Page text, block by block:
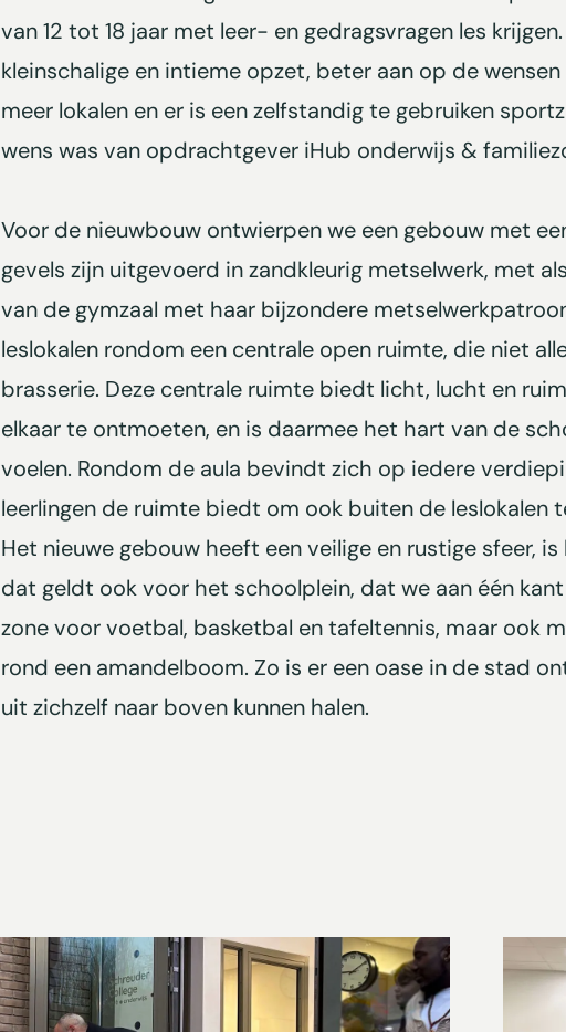
van 12 tot 18 jaar met leer- en gedragsvragen les
kleinschalige en intieme opzet, beter aan op de
meer lokalen en er is een zelfstandig te gebruiken
wens was van opdrachtgever iHub onderwijs &
Voor de nieuwbouw ontwierpen we een gebouw met
gevels zijn uitgevoerd in zandkleurig metselwerk, met
van de gymzaal met haar bijzondere
leslokalen rondom een centrale open ruimte, die niet
brasserie. Deze centrale ruimte biedt licht, lucht en
elkaar te ontmoeten, en is daarmee het hart van de
voelen. Rondom de aula bevindt zich op iedere
leerlingen de ruimte biedt om ook buiten de leslokalen
Het nieuwe gebouw heeft een veilige en rustige sfeer,
dat geldt ook voor het schoolplein, dat we aan één
zone voor voetbal, basketbal en tafeltennis, maar ook
rond een amandelboom. Zo is er een oase in de stad
uit zichzelf naar boven kunnen halen.